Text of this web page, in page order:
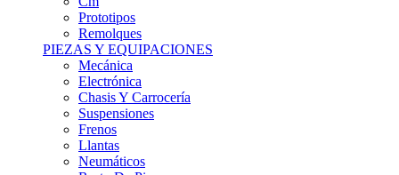
Prototipos
Remolques
PIEZAS Y EQUIPACIONES
Mecánica
Electrónica
Chasis Y Carrocería
Suspensiones
Frenos
Llantas
Neumáticos